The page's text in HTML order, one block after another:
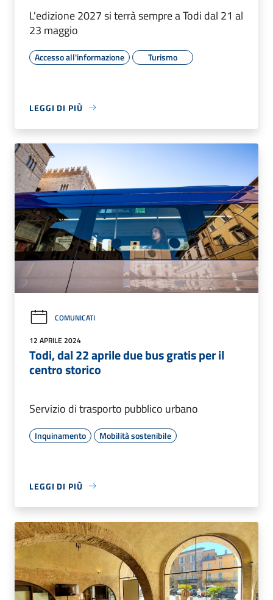
L'edizione 2027 si terrà sempre a Todi dal 21 al
23 maggio
Accesso all'informazione Turismo
LEGGI DI PIÙ
COMUNICATI
12 APRILE 2024
Todi, dal 22 aprile due bus gratis per il
centro storico
Servizio di trasporto pubblico urbano
Inquinamento Mobilità sostenibile
LEGGI DI PIÙ